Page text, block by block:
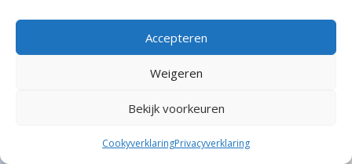
Accepteren
Weigeren
Bekijk voorkeuren
CookyverklaringPrivacyverklaring